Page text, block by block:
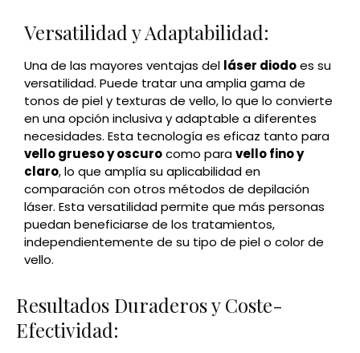
Versatilidad y Adaptabilidad:
Una de las mayores ventajas del láser diodoes su
versatilidad. Puede tratar una amplia gama de
tonos de piel y texturas de vello, lo que lo convierte
en una opción inclusiva y adaptable a diferentes
necesidades. Esta tecnología es eficaz tanto para
vello grueso y oscurocomo paravello fino y
claro, lo que amplía su aplicabilidad en
comparación con otros métodos de depilación
láser. Esta versatilidad permite que más personas
puedan beneficiarse de los tratamientos,
independientemente de su tipo de piel o color de
vello.
Resultados Duraderos y Coste-
Efectividad: